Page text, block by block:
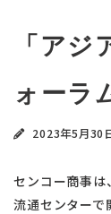
「ア
ォーラ
2023年5月30
センコー商事
流通センターで